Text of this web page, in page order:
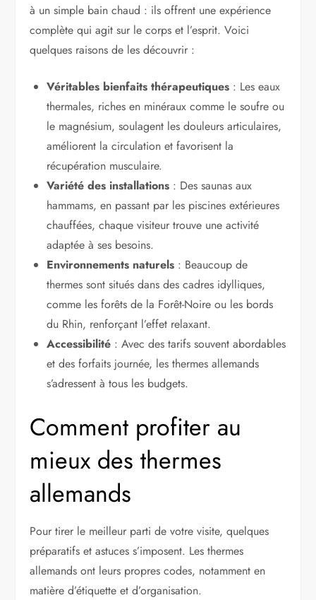
à un simple bain chaud : ils offrent une expérience
complète qui agit sur le corps et l’esprit. Voici
quelques raisons de les découvrir :
Véritables bienfaits thérapeutiques : Les eaux
thermales, riches en minéraux comme le soufre ou
le magnésium, soulagent les douleurs articulaires,
améliorent la circulation et favorisent la
récupération musculaire.
Variété des installations : Des saunas aux
hammams, en passant par les piscines extérieures
chauffées, chaque visiteur trouve une activité
adaptée à ses besoins.
Environnements naturels : Beaucoup de
thermes sont situés dans des cadres idylliques,
comme les forêts de la Forêt-Noire ou les bords
du Rhin, renforçant l’effet relaxant.
Accessibilité : Avec des tarifs souvent abordables
et des forfaits journée, les thermes allemands
s’adressent à tous les budgets.
Comment profiter au
mieux des thermes
allemands
Pour tirer le meilleur parti de votre visite, quelques
préparatifs et astuces s’imposent. Les thermes
allemands ont leurs propres codes, notamment en
matière d’étiquette et d’organisation.